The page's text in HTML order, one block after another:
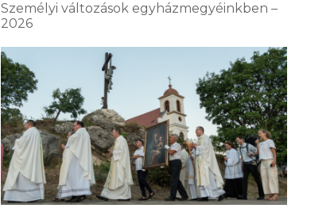
Személyi változások egyházmegyéinkben –
2026